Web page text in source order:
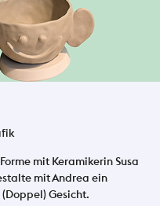
mit Keramikerin Susa
mit Andrea ein
Gesicht.